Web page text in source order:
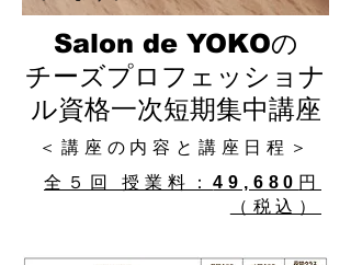
Salon de YOKOの​
​チーズプロフェッショナ
ル資格一次短期集中講座
＜​講座の内容と講座日程＞
​全５回 授業料：49,680 円
（税込）